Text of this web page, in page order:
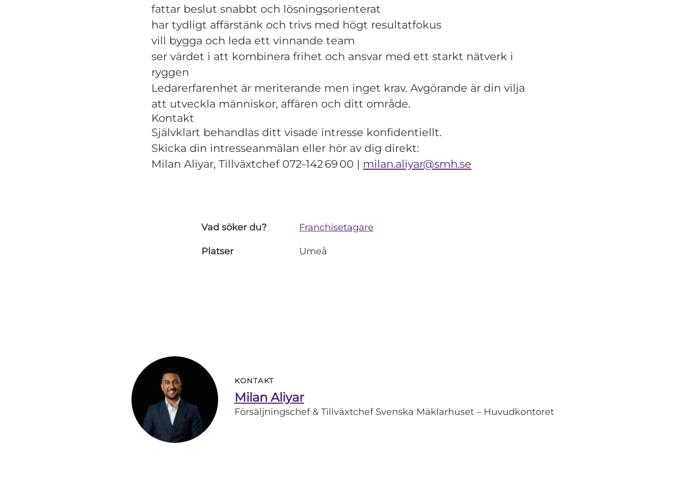
fattar beslut snabbt och lösningsorienterat
har tydligt affärstänk och trivs med högt resultatfokus
vill bygga och leda ett vinnande team
ser värdet i att kombinera frihet och ansvar med ett starkt nätverk i
ryggen
Ledarerfarenhet är meriterande men inget krav. Avgörande är din vilja
att utveckla människor, affären och ditt område.
Kontakt
Självklart behandlas ditt visade intresse konfidentiellt.
Skicka din intresseanmälan eller hör av dig direkt:
Milan Aliyar, Tillväxtchef 072‑142 69 00 | milan.aliyar@smh.se
Vad söker du? Franchisetagare
Platser Umeå
KONTAKT
Milan Aliyar
Försäljningschef & Tillväxtchef Svenska Mäklarhuset – Huvudkontoret